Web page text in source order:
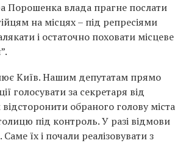
Порошенка влада прагне послати
на місцях – під репресіями
і остаточно поховати місцеве
Київ. Нашим депутатам прямо
голосувати за секретаря від
відсторонити обраного голову міста
під контроль. У разі відмови
Саме їх і почали реалізовувати з